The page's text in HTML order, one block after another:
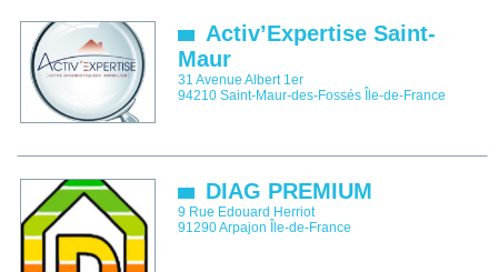
Activ’Expertise Saint-
Maur
31 Avenue Albert 1er
94210 Saint-Maur-des-Fossés Île-de-France
DIAG PREMIUM
9 Rue Edouard Herriot
91290Arpajon Île-de-France